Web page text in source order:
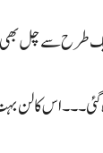
طرح سے چل
اس کا لن بہت